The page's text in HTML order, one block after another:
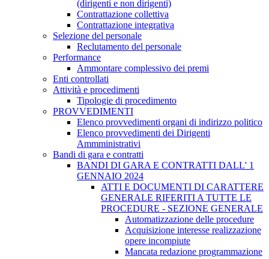
(dirigenti e non dirigenti)
Contrattazione collettiva
Contrattazione integrativa
Selezione del personale
Reclutamento del personale
Performance
Ammontare complessivo dei premi
Enti controllati
Attività e procedimenti
Tipologie di procedimento
PROVVEDIMENTI
Elenco provvedimenti organi di indirizzo politico
Elenco provvedimenti dei Dirigenti
Ammministrativi
Bandi di gara e contratti
BANDI DI GARA E CONTRATTI DALL' 1
GENNAIO 2024
ATTI E DOCUMENTI DI CARATTERE
GENERALE RIFERITI A TUTTE LE
PROCEDURE - SEZIONE GENERALE
Automatizzazione delle procedure
Acquisizione interesse realizzazione
opere incompiute
Mancata redazione programmazione